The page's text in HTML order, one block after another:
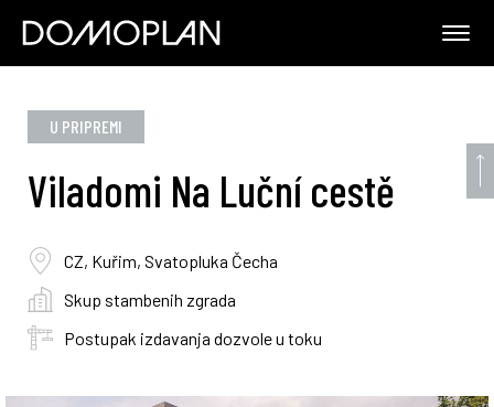
U PRIPREMI
Viladomi Na Luční cestě
CZ, Kuřim, Svatopluka Čecha
Skup stambenih zgrada
Postupak izdavanja dozvole u toku